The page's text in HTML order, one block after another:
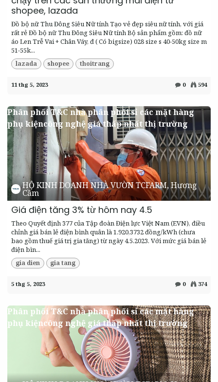
shopee, lazada
Đồ bộ nữ Thu Đông Siêu Nữ tính Tạo vẻ đẹp siêu nữ tính, với giá
rất rẻ Đồ bộ nữ Thu Đông Siêu Nữ tính Bộ sản phẩm gồm: đồ nữ
áo Len Trễ Vai + Chân Váy, đ ( Có bigsize) 028 size s 40-50kg size m
51-55k...
lazada shopee thoitrang
11 thg 5, 2023 0 594
Phân phối T&C nhà phân phối sỉ các mặt hàng
phụ kiệncông nghệ giá thấp nhất thị trường
HỘ KINH DOANH NHÀ VƯỜN TCFARM, Hương
Cầm
Giá điện tăng 3% từ hôm nay 4.5
Theo Quyết định 377 của Tập đoàn Điện lực Việt Nam (EVN), điều
chỉnh giá bán lẻ điện bình quân là 1.920,3732 đồng/kWh (chưa
bao gồm thuế giá trị gia tăng) từ ngày 4.5.2023. Với mức giá bán lẻ
điện bìn...
gia dien gia tang
5 thg 5, 2023 0 374
Phân phối T&C nhà phân phối sỉ các mặt hàng
phụ kiệncông nghệ giá thấp nhất thị trường